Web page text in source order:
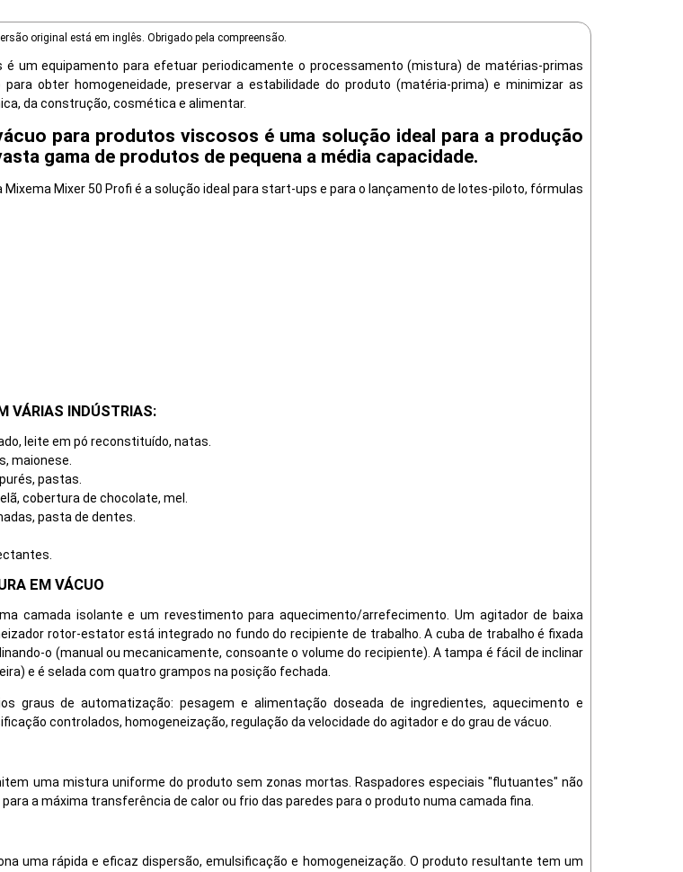
original está em inglês. Obrigado pela compreensão.
um equipamento para efetuar periodicamente o processamento (mistura) de matérias-primas
obter homogeneidade, preservar a estabilidade do produto (matéria-prima) e minimizar as
da construção, cosmética e alimentar.
para produtos viscosos é uma solução ideal para a produção
gama de produtos de pequena a média capacidade.
Mixer 50 Profi é a solução ideal para start-ups e para o lançamento de lotes-piloto, fórmulas
VÁRIAS INDÚSTRIAS:
leite em pó reconstituído, natas.
maionese.
pastas.
cobertura de chocolate, mel.
pasta de dentes.
EM VÁCUO
camada isolante e um revestimento para aquecimento/arrefecimento. Um agitador de baixa
rotor-estator está integrado no fundo do recipiente de trabalho. A cuba de trabalho é fixada
o (manual ou mecanicamente, consoante o volume do recipiente). A tampa é fácil de inclinar
e é selada com quatro grampos na posição fechada.
graus de automatização: pesagem e alimentação doseada de ingredientes, aquecimento e
controlados, homogeneização, regulação da velocidade do agitador e do grau de vácuo.
uma mistura uniforme do produto sem zonas mortas. Raspadores especiais "flutuantes" não
a máxima transferência de calor ou frio das paredes para o produto numa camada fina.
uma rápida e eficaz dispersão, emulsificação e homogeneização. O produto resultante tem um